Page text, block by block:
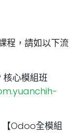
程，請如以下流
核心模組班
【Odoo全模組